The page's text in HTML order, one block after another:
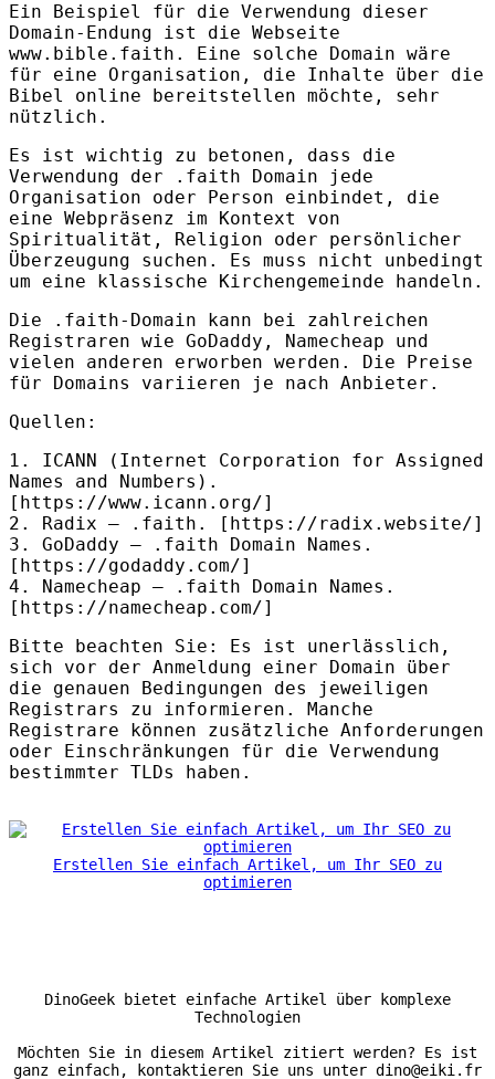
Ein Beispiel für die Verwendung dieser
Domain-Endung ist die Webseite
www.bible.faith. Eine solche Domain wäre
für eine Organisation, die Inhalte über die
Bibel online bereitstellen möchte, sehr
nützlich.
Es ist wichtig zu betonen, dass die
Verwendung der .faith Domain jede
Organisation oder Person einbindet, die
eine Webpräsenz im Kontext von
Spiritualität, Religion oder persönlicher
Überzeugung suchen. Es muss nicht unbedingt
um eine klassische Kirchengemeinde handeln.
Die .faith-Domain kann bei zahlreichen
Registraren wie GoDaddy, Namecheap und
vielen anderen erworben werden. Die Preise
für Domains variieren je nach Anbieter.
Quellen:
1. ICANN (Internet Corporation for Assigned
Names and Numbers).
[https://www.icann.org/]
2. Radix – .faith. [https://radix.website/]
3. GoDaddy – .faith Domain Names.
[https://godaddy.com/]
4. Namecheap – .faith Domain Names.
[https://namecheap.com/]
Bitte beachten Sie: Es ist unerlässlich,
sich vor der Anmeldung einer Domain über
die genauen Bedingungen des jeweiligen
Registrars zu informieren. Manche
Registrare können zusätzliche Anforderungen
oder Einschränkungen für die Verwendung
bestimmter TLDs haben.
Erstellen Sie einfach Artikel, um Ihr SEO zu
optimieren
DinoGeek bietet einfache Artikel über komplexe
Technologien
Möchten Sie in diesem Artikel zitiert werden? Es ist
ganz einfach, kontaktieren Sie uns unter dino@eiki.fr